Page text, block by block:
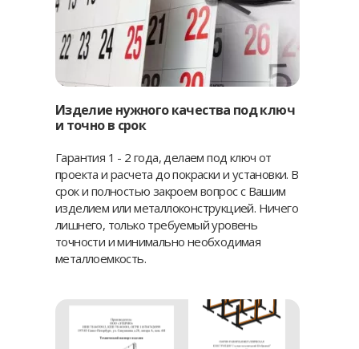
Изделие нужного качества под ключ
и точно в срок
Гарантия 1 - 2 года, делаем под ключ от
проекта и расчета до покраски и установки. В
срок и полностью закроем вопрос с Вашим
изделием или металлоконструкцией. Ничего
лишнего, только требуемый уровень
точности и минимально необходимая
металлоемкость.